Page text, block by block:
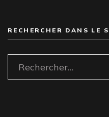
RECHERCHER DANS LE
Rechercher :